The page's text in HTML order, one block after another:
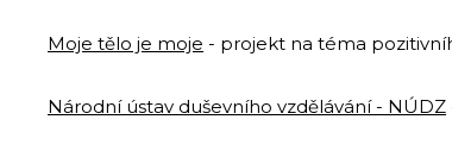
Moje tělo je moje - projekt na téma
Národní ústav duševního vzdělávání - NÚDZ